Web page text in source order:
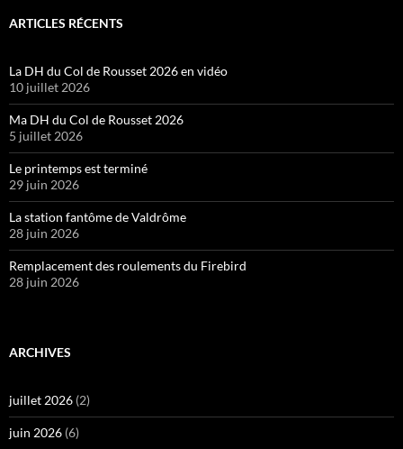
ARTICLES RÉCENTS
La DH du Col de Rousset 2026 en vidéo
10 juillet 2026
Ma DH du Col de Rousset 2026
5 juillet 2026
Le printemps est terminé
29 juin 2026
La station fantôme de Valdrôme
28 juin 2026
Remplacement des roulements du Firebird
28 juin 2026
ARCHIVES
juillet 2026 (2)
juin 2026 (6)